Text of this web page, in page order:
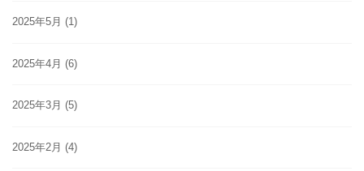
2025年5月 (1)
2025年4月 (6)
2025年3月 (5)
2025年2月 (4)